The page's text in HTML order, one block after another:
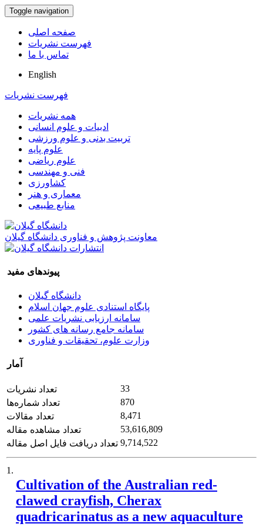
Toggle navigation
صفحه اصلی
فهرست نشریات
تماس با ما
English
فهرست نشریات
همه نشریات
ادبیات و علوم انسانی
تربیت بدنی و علوم ورزشی
علوم پایه
علوم ریاضی
فنی و مهندسی
کشاورزی
معماری و هنر
منابع طبیعی
معاونت پژوهش و فناوری دانشگاه گیلان
پیوندهای مفید
دانشگاه گیلان
پایگاه استنادی علوم جهان اسلام
سامانه ارزیابی نشریات علمی
سامانه جامع رسانه های کشور
وزارت علوم، تحقیقات و فناوری
آمار
تعداد نشریات
33
تعداد شماره‌ها
870
تعداد مقالات
8,471
تعداد مشاهده مقاله
53,616,809
تعداد دریافت فایل اصل مقاله 9,714,522
1.
Cultivation of the Australian red-
clawed crayfish, Cherax
quadricarinatus as a new aquaculture